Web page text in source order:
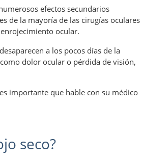
efectos secundarios
de la mayoría de las cirugías oculares
ocular.
a los pocos días de la
dolor ocular o pérdida de visión,
importante que hable con su médico
seco?